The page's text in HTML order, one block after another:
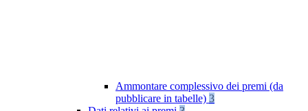
Ammontare complessivo dei premi (da
pubblicare in tabelle) 3